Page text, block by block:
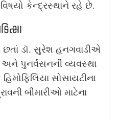
કેન્દ્રસ્થાને રહે છે.
છતાં ડૉ. સુરેશ હનગવાડીએ
અને પુનર્વસનની વ્યવસ્થા
સોસાયટીના
બીમારીઓ માટેના